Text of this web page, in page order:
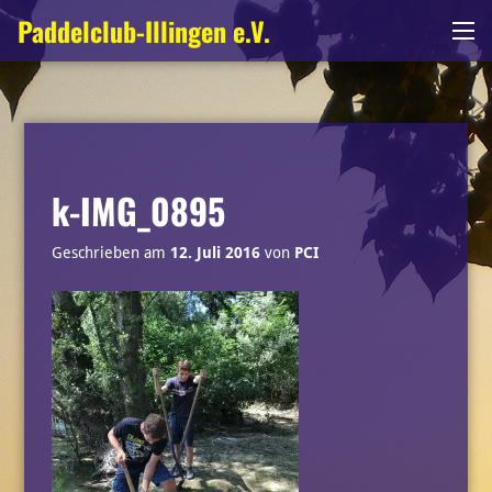
Zum
Inhalt
springen
Paddelclub-Illingen e.V.
k-IMG_0895
Geschrieben am 12. Juli 2016von PCI